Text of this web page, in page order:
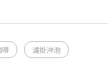
啡 濾掛沖泡